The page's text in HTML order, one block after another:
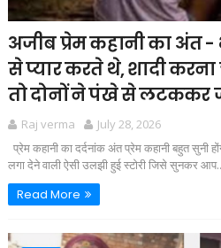
अजीब प्रेम कहानी का अंत
से प्यार करते थे, शादी करना
तो दोनों ने पंखे से लटककर
Raj verma
July 28, 2026
प्रेम कहानी का दर्दनांक अंत प्रेम कहानी बहुत सुनी
लगा देने वाली ऐसी उलझी हुई स्टोरी जिसे सुनकर
Read More